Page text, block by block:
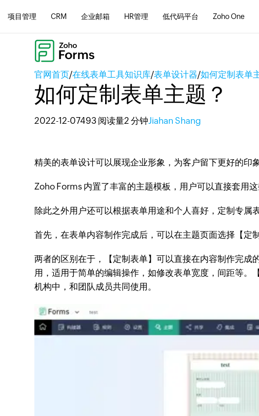
项目管理 CRM 企业邮箱 HR管理 低代码平台 Zoho One
官网首页/在线表单工具知识库/表单设计器/如何定制表单
如何定制表单主题？
2022-12-07493 阅读量2 分钟Jiahan Shang
精美的表单设计可以展现企业形象，为客户留下更好的印
Zoho Forms 内置了丰富的主题模板，用户可以直接套用
除此之外用户还可以根据表单用途和个人喜好，定制专属
首先 ，在表单内容制作完成后，可以在主题页面选择【定
两者的区别在于，【定制表单】可以直接在内容制作完
用，适用于简单的编辑操作，如修改表单宽度，间距等
机构中，和团队成员共同使用。